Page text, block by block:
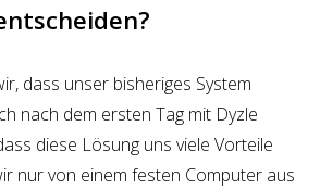
dass unser bisheriges System
nach dem ersten Tag mit Dyzle
diese Lösung uns viele Vorteile
nur von einem festen Computer aus